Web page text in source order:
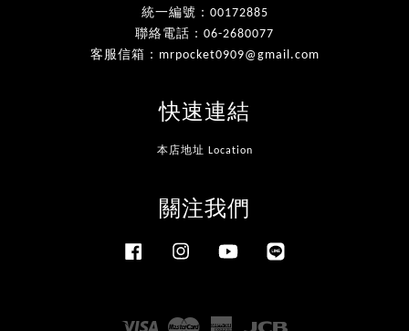
統一編號：00172885
聯絡電話：06-2680077
客服信箱：mrpocket0909@gmail.com
快速連結
本店地址 Location
關注我們
Facebook Instagram YouTube
Visa Master American